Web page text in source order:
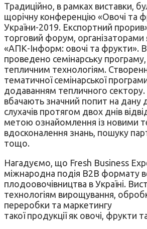
Традиційно, в рамках виставки,
щорічну конференцію «Овочі та
України-2019. Експортний
торговий форум, організаторами
«АПК-Інформ: овочі та фрукти».
проведено семінарську
тепличним технологіям.
тематичної семінарської
додаванням тепличного сектору.
вбачають значний попит на дану
слухачів протягом двох днів
метою ознайомлення iз новими
вдосконалення знань, пошуку
тощо.
Нагадуємо, що Fresh Business
міжнародна подія B2B формату
плодоовочівництва в Україні.
технологіям вирощування,
переробки та маркетингу
такої продукції як овочі, фрукти